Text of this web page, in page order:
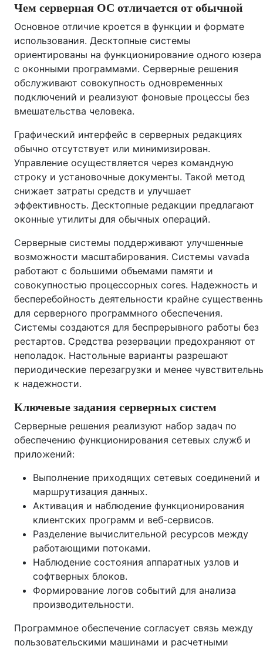
Чем серверная ОС отличается от обычной
Основное отличие кроется в функции и формате
использования. Десктопные системы
ориентированы на функционирование одного юзера
с оконными программами. Серверные решения
обслуживают совокупность одновременных
подключений и реализуют фоновые процессы без
вмешательства человека.
Графический интерфейс в серверных редакциях
обычно отсутствует или минимизирован.
Управление осуществляется через командную
строку и установочные документы. Такой метод
снижает затраты средств и улучшает
эффективность. Десктопные редакции предлагают
оконные утилиты для обычных операций.
Серверные системы поддерживают улучшенные
возможности масштабирования. Системы vavada
работают с большими объемами памяти и
совокупностью процессорных cores. Надежность и
бесперебойность деятельности крайне
для серверного программного обеспечения.
Системы создаются для беспрерывного работы без
рестартов. Средства резервации предохраняют от
неполадок. Настольные варианты разрешают
периодические перезагрузки и менее
к надежности.
Ключевые задания серверных систем
Серверные решения реализуют набор задач по
обеспечению функционирования сетевых служб и
приложений:
Выполнение приходящих сетевых соединений и
маршрутизация данных.
Активация и наблюдение функционирования
клиентских программ и веб-сервисов.
Разделение вычислительной ресурсов между
работающими потоками.
Наблюдение состояния аппаратных узлов и
софтверных блоков.
Формирование логов событий для анализа
производительности.
Программное обеспечение согласует связь между
пользовательскими машинами и расчетными